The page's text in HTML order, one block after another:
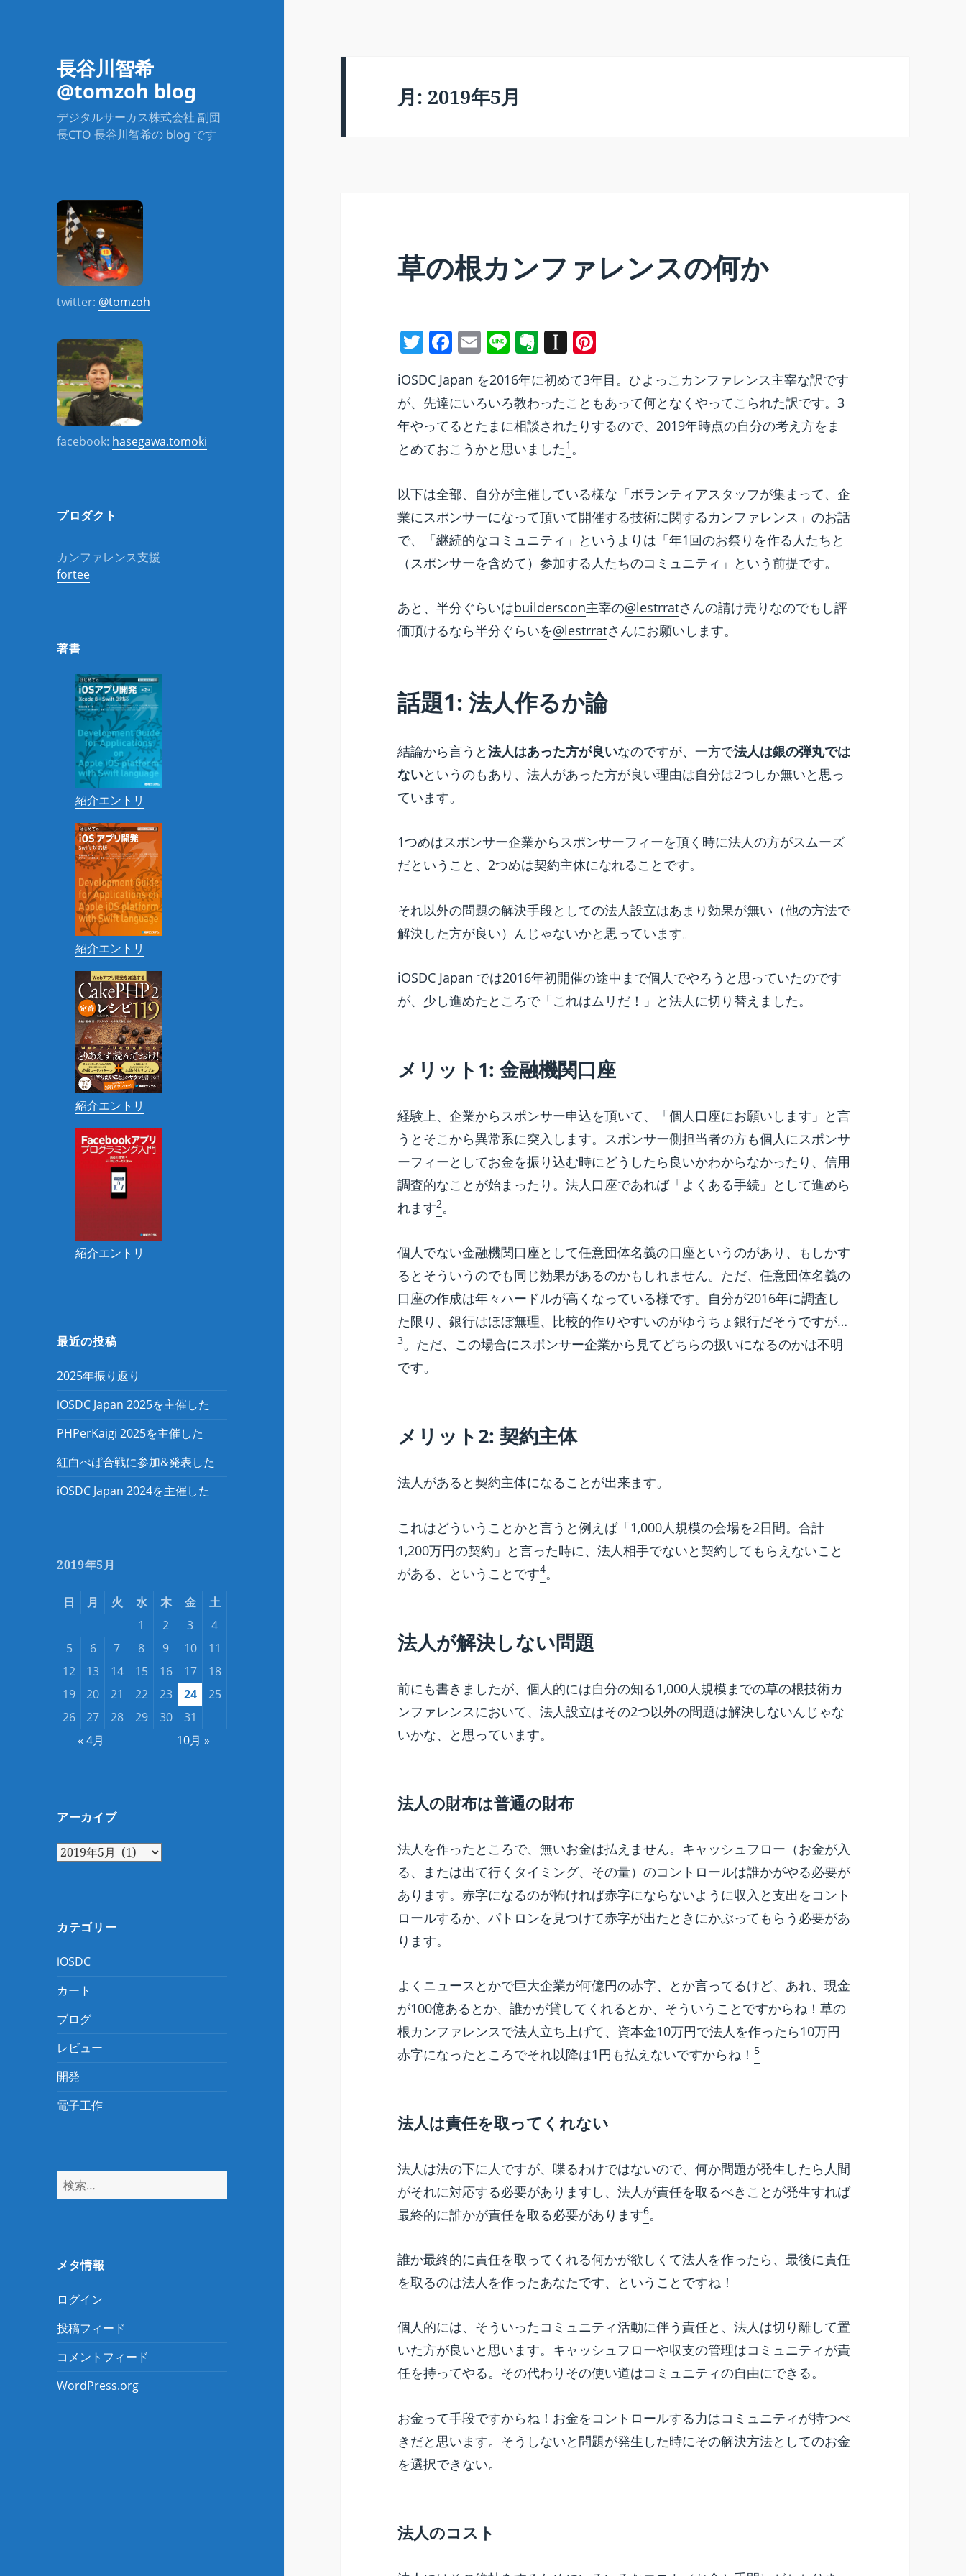
長谷川智希
@tomzoh blog
デジタルサーカス株式会社 副団
長CTO 長谷川智希の blog です
twitter: @tomzoh
facebook: hasegawa.tomoki
プロダクト
カンファレンス支援
fortee
著書
紹介エントリ
紹介エントリ
紹介エントリ
紹介エントリ
最近の投稿
2025年振り返り
iOSDC Japan 2025を主催した
PHPerKaigi 2025を主催した
紅白ぺぱ合戦に参加&発表した
iOSDC Japan 2024を主催した
2019年5月
日 月 火 水 木 金
土
1
2 3
4
5
6 7 8 9 10
11
12
13 14 15 16 17
18
19
20 21 22 23 24
25
26
27 28 29 30
31
« 4月
10月 »
アーカイブ
ア
ブ
カテゴリー
iOSDC
カート
ブログ
レビュー
開発
電子工作
検
索:
メタ情報
ログイン
投稿フィード
コメントフィード
WordPress.org
月: 2019年5月
草の根カンファレンスの何か
T
itt
er
F
c
e
b
o
o
k
E
ai
l
Li
e
E
er
n
ot
e
In
a
p
a
p
er
e
st
iOSDC Japan を2016年に初めて3年目。ひよっこカンファレンス主宰な訳です
が、先達にいろいろ教わったこともあって何となくやってこられた訳です。3
年やってるとたまに相談されたりするので、2019年時点の自分の考え方をま
とめておこうかと思いました1 。
以下は全部、自分が主催している様な「ボランティアスタッフが集まって、企
業にスポンサーになって頂いて開催する技術に関するカンファレンス」のお話
で、「継続的なコミュニティ」というよりは「年1回のお祭りを作る人たちと
（スポンサーを含めて）参加する人たちのコミュニティ」という前提です。
あと、半分ぐらいはbuilderscon主宰の@lestrratさんの請け売りなのでもし評
価頂けるなら半分ぐらいを@lestrratさんにお願いします。
話題1: 法人作るか論
結論から言うと法人はあった方が良いなのですが、一方で法人は銀の弾丸では
ないというのもあり、法人があった方が良い理由は自分は2つしか無いと思っ
ています。
1つめはスポンサー企業からスポンサーフィーを頂く時に法人の方がスムーズ
だということ、2つめは契約主体になれることです。
それ以外の問題の解決手段としての法人設立はあまり効果が無い（他の方法で
解決した方が良い）んじゃないかと思っています。
iOSDC Japan では2016年初開催の途中まで個人でやろうと思っていたのです
が、少し進めたところで「これはムリだ！」と法人に切り替えました。
メリット1: 金融機関口座
経験上、企業からスポンサー申込を頂いて、「個人口座にお願いします」と言
うとそこから異常系に突入します。スポンサー側担当者の方も個人にスポンサ
ーフィーとしてお金を振り込む時にどうしたら良いかわからなかったり、信用
調査的なことが始まったり。法人口座であれば「よくある手続」として進めら
れます2。
個人でない金融機関口座として任意団体名義の口座というのがあり、もしかす
るとそういうのでも同じ効果があるのかもしれません。ただ、任意団体名義の
口座の作成は年々ハードルが高くなっている様です。自分が2016年に調査し
た限り、銀行はほぼ無理、比較的作りやすいのがゆうちょ銀行だそうですが…
3。ただ、この場合にスポンサー企業から見てどちらの扱いになるのかは不明
です。
メリット2: 契約主体
法人があると契約主体になることが出来ます。
これはどういうことかと言うと例えば「1,000人規模の会場を2日間。合計
1,200万円の契約」と言った時に、法人相手でないと契約してもらえないこと
がある、ということです4。
法人が解決しない問題
前にも書きましたが、個人的には自分の知る1,000人規模までの草の根技術カ
ンファレンスにおいて、法人設立はその2つ以外の問題は解決しないんじゃな
いかな、と思っています。
法人の財布は普通の財布
法人を作ったところで、無いお金は払えません。キャッシュフロー（お金が入
る、または出て行くタイミング、その量）のコントロールは誰かがやる必要が
あります。赤字になるのが怖ければ赤字にならないように収入と支出をコント
ロールするか、パトロンを見つけて赤字が出たときにかぶってもらう必要があ
ります。
よくニュースとかで巨大企業が何億円の赤字、とか言ってるけど、あれ、現金
が100億あるとか、誰かが貸してくれるとか、そういうことですからね！草の
根カンファレンスで法人立ち上げて、資本金10万円で法人を作ったら10万円
赤字になったところでそれ以降は1円も払えないですからね！ 5
法人は責任を取ってくれない
法人は法の下に人ですが、喋るわけではないので、何か問題が発生したら人間
がそれに対応する必要がありますし、法人が責任を取るべきことが発生すれば
最終的に誰かが責任を取る必要があります6。
誰か最終的に責任を取ってくれる何かが欲しくて法人を作ったら、最後に責任
を取るのは法人を作ったあなたです、ということですね！
個人的には、そういったコミュニティ活動に伴う責任と、法人は切り離して置
いた方が良いと思います。キャッシュフローや収支の管理はコミュニティが責
任を持ってやる。その代わりその使い道はコミュニティの自由にできる。
お金って手段ですからね！お金をコントロールする力はコミュニティが持つべ
きだと思います。そうしないと問題が発生した時にその解決方法としてのお金
を選択できない。
法人のコスト